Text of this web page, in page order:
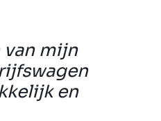
mijn
en